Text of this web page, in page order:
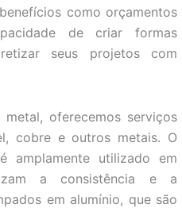
como orçamentos
de criar formas
seus projetos com
oferecemos serviços
cobre e outros metais. O
amplamente utilizado em
a consistência e a
em alumínio, que são